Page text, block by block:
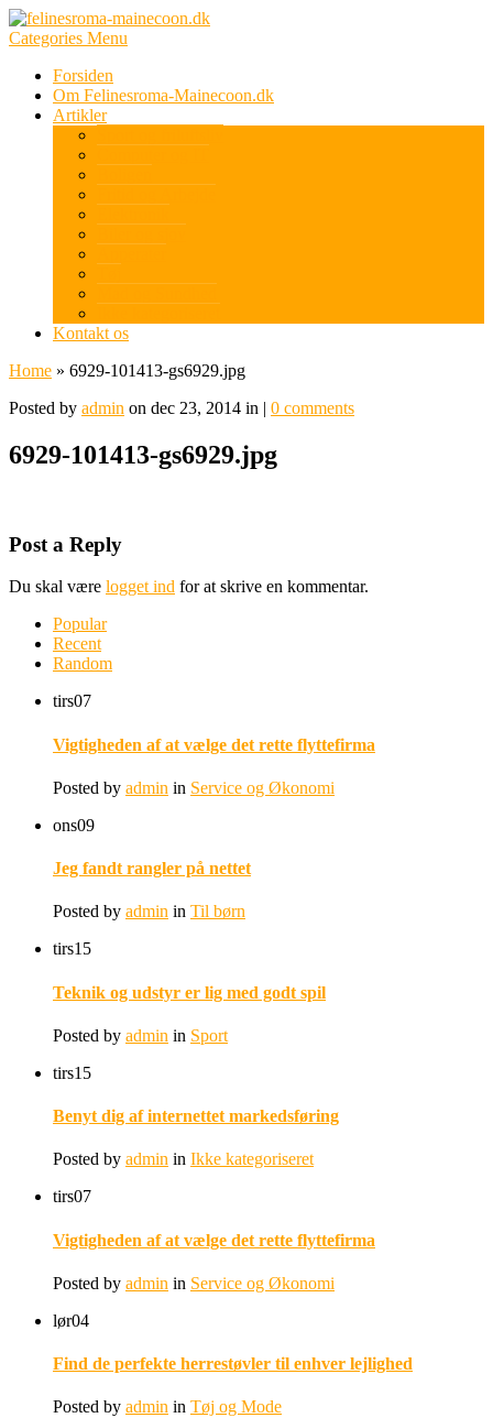
Categories Menu
Forsiden
Om Felinesroma-Mainecoon.dk
Artikler
Kontakt os
Home » 6929-101413-gs6929.jpg
Posted by admin on dec 23, 2014 in | 0 comments
6929-101413-gs6929.jpg
Post a Reply
Du skal være logget ind for at skrive en kommentar.
Popular
Recent
Random
tirs07
Vigtigheden af at vælge det rette flyttefirma
Posted by admin in Service og Økonomi
ons09
Jeg fandt rangler på nettet
Posted by admin in Til børn
tirs15
Teknik og udstyr er lig med godt spil
Posted by admin in Sport
tirs15
Benyt dig af internettet markedsføring
Posted by admin in Ikke kategoriseret
tirs07
Vigtigheden af at vælge det rette flyttefirma
Posted by admin in Service og Økonomi
lør04
Find de perfekte herrestøvler til enhver lejlighed
Posted by admin in Tøj og Mode